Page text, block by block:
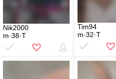
Nik2000
m·38·T
Tim94
m·32·T